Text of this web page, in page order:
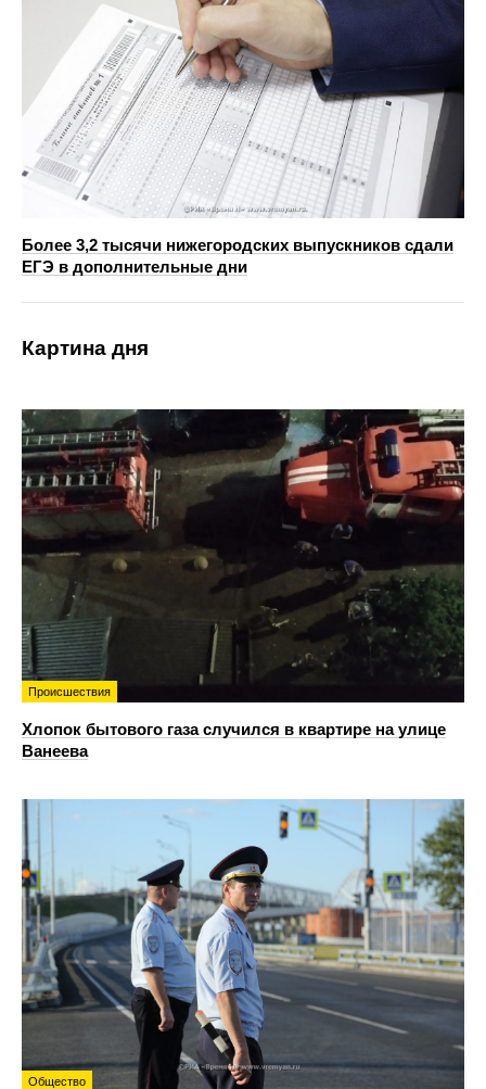
Более 3,2 тысячи нижегородских выпускников сдали
ЕГЭ в дополнительные дни
Картина дня
Происшествия
Хлопок бытового газа случился в квартире на улице
Ванеева
Общество